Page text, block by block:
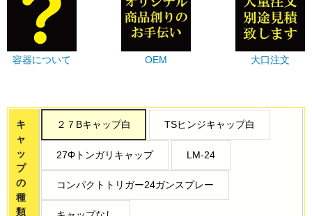
容器について OEM 大口注文
キ
ャ
ッ
プ
の
種
類
２７Bキャップ白 TSヒンジキャップ白
27Φトンガリキャップ LM-24
コンパクトトリガー24ガンスプレー